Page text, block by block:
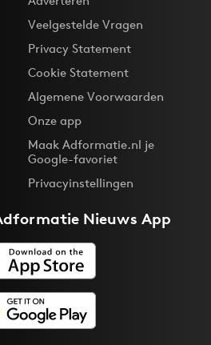
Veelgestelde Vragen
Privacy Statement
Cookie Statement
Algemene Voorwaarden
Onze app
Maak Adformatie.nl je
Google-favoriet
Privacyinstellingen
Nieuws App